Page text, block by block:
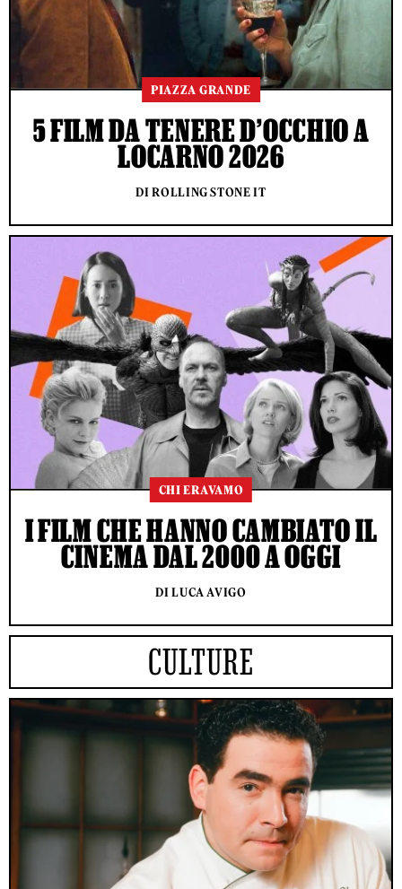
PIAZZA GRANDE
5 FILM DA TENERE D’OCCHIO A
LOCARNO 2026
DI ROLLING STONE IT
CHI ERAVAMO
I FILM CHE HANNO CAMBIATO IL
CINEMA DAL 2000 A OGGI
DI LUCA AVIGO
CULTURE